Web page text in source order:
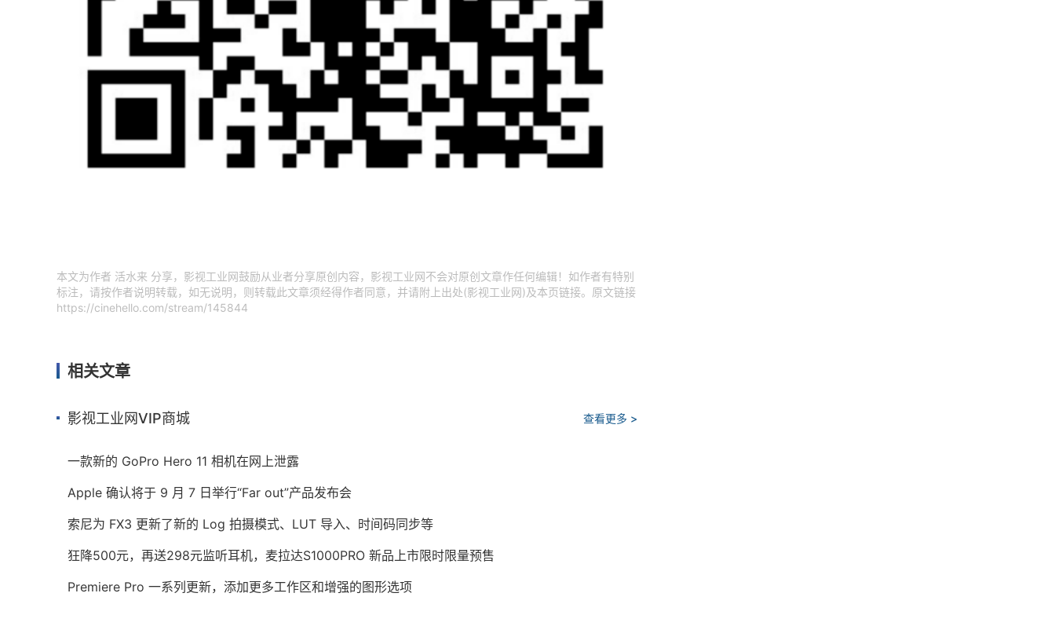
本文为作者 活水来 分享，影视工业网鼓励从业者分享原创内容，影视工业网不会对原创文章作任何编辑！如作者有特别
标注，请按作者说明转载，如无说明，则转载此文章须经得作者同意，并请附上出处(影视工业网)及本页链接。原文链接
https://cinehello.com/stream/145844
相关文章
影视工业网VIP商城 查看更多 >
一款新的 GoPro Hero 11 相机在网上泄露
Apple 确认将于 9 月 7 日举行“Far out”产品发布会
索尼为 FX3 更新了新的 Log 拍摄模式、LUT 导入、时间码同步等
狂降500元，再送298元监听耳机，麦拉达S1000PRO 新品上市限时限量预售
Premiere Pro 一系列更新，添加更多工作区和增强的图形选项